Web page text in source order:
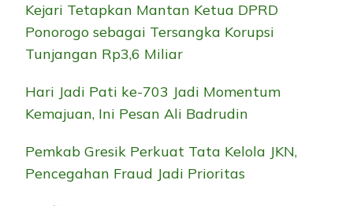
Kejari Tetapkan Mantan Ketua DPRD
Ponorogo sebagai Tersangka Korupsi
Tunjangan Rp3,6 Miliar
Hari Jadi Pati ke-703 Jadi Momentum
Kemajuan, Ini Pesan Ali Badrudin
Pemkab Gresik Perkuat Tata Kelola JKN,
Pencegahan Fraud Jadi Prioritas